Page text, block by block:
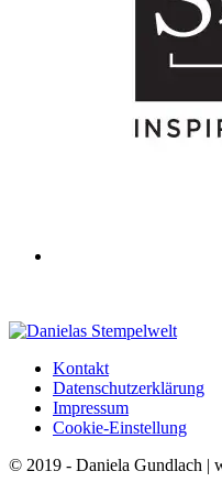
Kontakt
Datenschutzerklärung
Impressum
Cookie-Einstellung
© 2019 - Daniela Gundlach |